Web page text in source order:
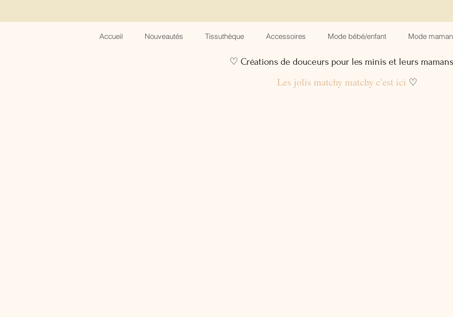
Accueil Nouveautés Tissuthèque Accessoires Mode bébé/enfant Mode
♡ Créations de douceurs pour les minis et leurs
Les jolis matchy matchy c'est ici ♡